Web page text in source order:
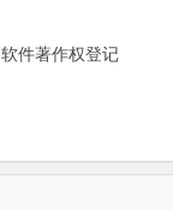
软件著作权登记